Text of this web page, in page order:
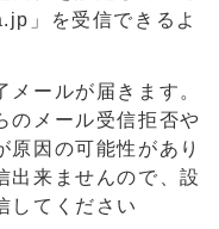
」を受信できるよ
メールが届きます。
のメール受信拒否や
原因の可能性があり
出来ませんので、設
してください